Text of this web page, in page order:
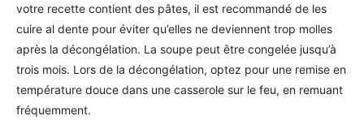
votre recette contient des pâtes, il est recommandé de les
cuire al dente pour éviter qu’elles ne deviennent trop molles
après la décongélation. La soupe peut être congelée jusqu’à
trois mois. Lors de la décongélation, optez pour une remise en
température douce dans une casserole sur le feu, en remuant
fréquemment.